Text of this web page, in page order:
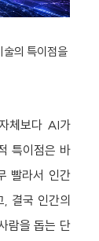
의 특이점을
체보다 AI가
특이점은 바
빨라서 인간
, 결국 인간의
람을 돕는 단